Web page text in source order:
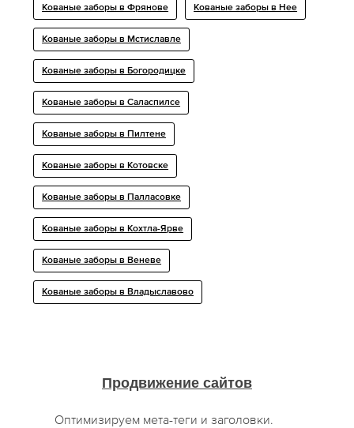
Кованые заборы в Фрянове Кованые заборы в Нее
Кованые заборы в Мстиславле
Кованые заборы в Богородицке
Кованые заборы в Саласпилсе
Кованые заборы в Пилтене
Кованые заборы в Котовске
Кованые заборы в Палласовке
Кованые заборы в Кохтла-Ярве
Кованые заборы в Веневе
Кованые заборы в Владыславово
Продвижение сайтов
Оптимизируем мета-теги и заголовки.